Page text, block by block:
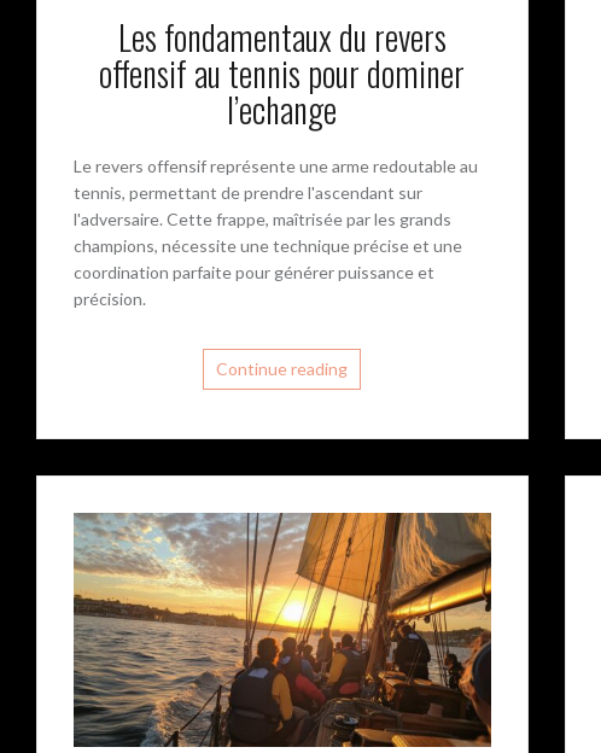
Les fondamentaux du revers
offensif au tennis pour dominer
l’echange
Le revers offensif représente une arme redoutable au
tennis, permettant de prendre l'ascendant sur
l'adversaire. Cette frappe, maîtrisée par les grands
champions, nécessite une technique précise et une
coordination parfaite pour générer puissance et
précision.
Continue reading